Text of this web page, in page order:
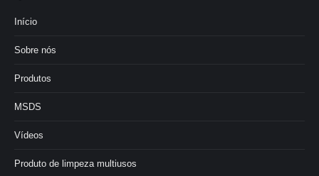
Início
Sobre nós
Produtos
MSDS
Vídeos
Produto de limpeza multiusos